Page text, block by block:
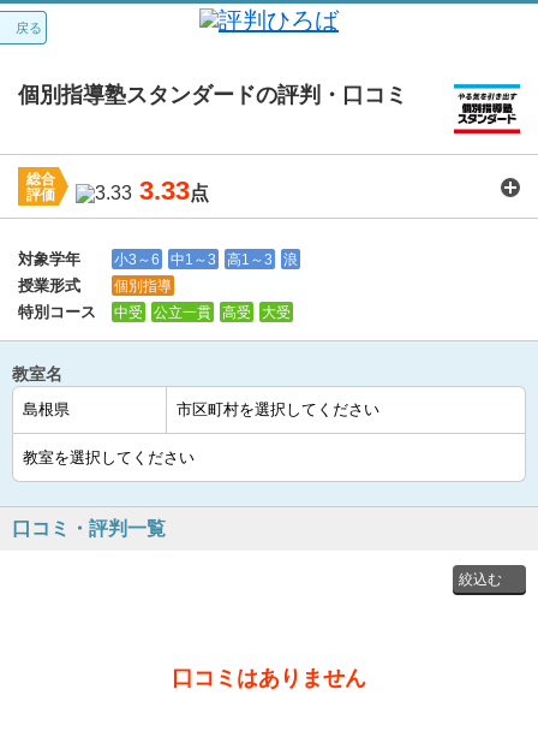
戻る
個別指導塾スタンダードの評判・口コミ
総合
評価
3.33点
講師：3.4 カリキュラム：3.6 周りの環境：3.6
対象学年
小3～6 中1～3 高1～3 浪
授業形式 個別指導
特別コース 中受 公立一貫 高受 大受
教室名
口コミ・評判一覧
口コミはありません